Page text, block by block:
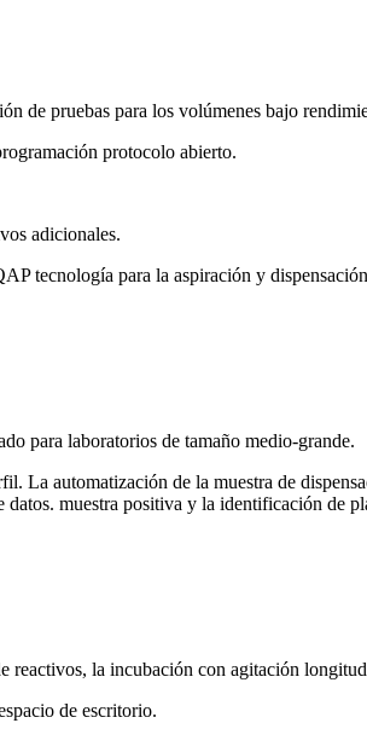
de pruebas para los volúmenes bajo
protocolo abierto.
adicionales.
tecnología para la aspiración y
para laboratorios de tamaño medio-grande.
La automatización de la muestra de
muestra positiva y la identificación de
la incubación con agitación
de escritorio.